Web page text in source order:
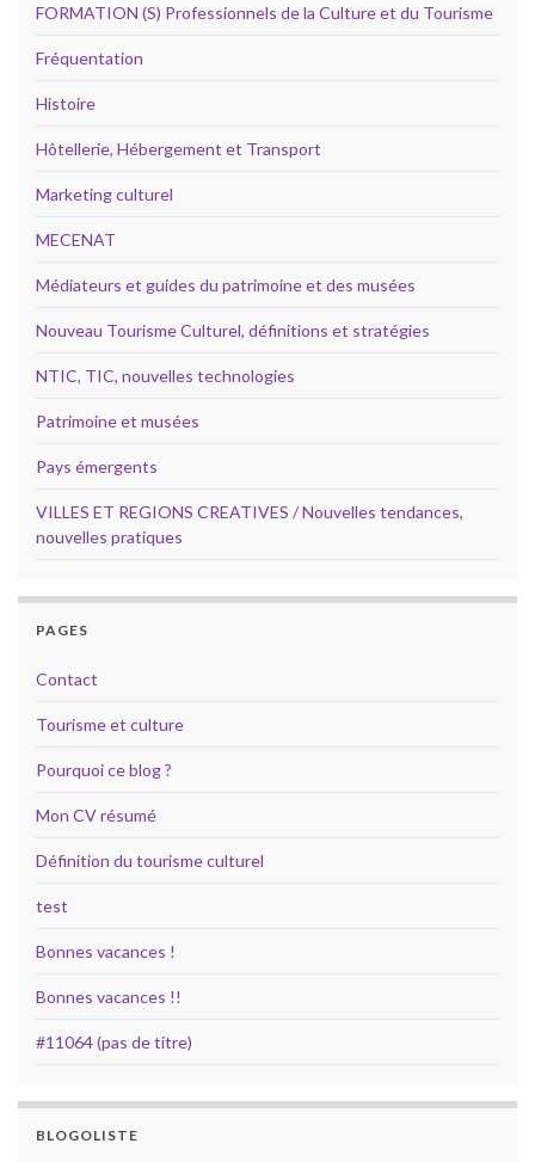
FORMATION (S) Professionnels de la Culture et du Tourisme
Fréquentation
Histoire
Hôtellerie, Hébergement et Transport
Marketing culturel
MECENAT
Médiateurs et guides du patrimoine et des musées
Nouveau Tourisme Culturel, définitions et stratégies
NTIC, TIC, nouvelles technologies
Patrimoine et musées
Pays émergents
VILLES ET REGIONS CREATIVES / Nouvelles tendances,
nouvelles pratiques
PAGES
Contact
Tourisme et culture
Pourquoi ce blog ?
Mon CV résumé
Définition du tourisme culturel
test
Bonnes vacances !
Bonnes vacances !!
#11064 (pas de titre)
BLOGOLISTE